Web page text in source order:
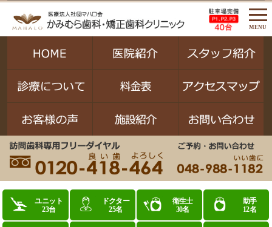
MENU
ユニット
23台
ドクター
25名
衛生士
30名
助手
12名